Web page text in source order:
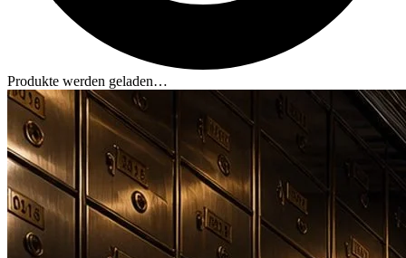
Produkte werden geladen…